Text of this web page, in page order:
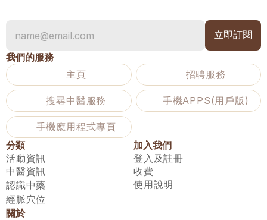
我們的服務
主頁
招聘服務
搜尋中醫服務 手機APPS(用戶版)
手機應用程式專頁
分類
活動資訊
中醫資訊
認識中藥
經脈穴位
加入我們
登入及註冊
收費
使用說明
關於